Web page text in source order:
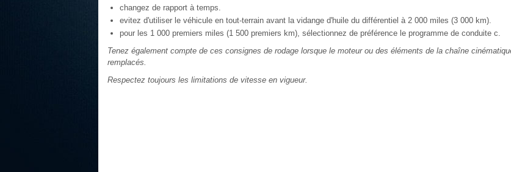
changez de rapport à temps.
evitez d'utiliser le véhicule en tout-terrain avant la vidange d'huile du différentiel à 2 000 miles (3 000 km).
pour les 1 000 premiers miles (1 500 premiers km), sélectionnez de préférence le programme de conduite c.
Tenez également compte de ces consignes de rodage lorsque le moteur ou des éléments de la chaîne
remplacés.
Respectez toujours les limitations de vitesse en vigueur.